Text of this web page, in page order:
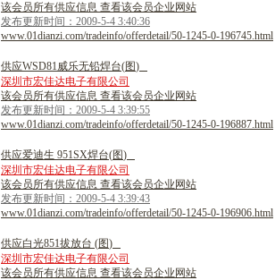
该会员所有供应信息 查看该会员企业网站
发布更新时间：2009-5-4 3:40:36
www.01dianzi.com/tradeinfo/offerdetail/50-1245-0-196745.html
供应WSD81威乐无铅焊台(图)
深圳市宏佳达电子有限公司
该会员所有供应信息 查看该会员企业网站
发布更新时间：2009-5-4 3:39:55
www.01dianzi.com/tradeinfo/offerdetail/50-1245-0-196887.html
供应爱迪生 951SX焊台(图)
深圳市宏佳达电子有限公司
该会员所有供应信息 查看该会员企业网站
发布更新时间：2009-5-4 3:39:43
www.01dianzi.com/tradeinfo/offerdetail/50-1245-0-196906.html
供应白光851拔放台 (图)
深圳市宏佳达电子有限公司
该会员所有供应信息 查看该会员企业网站